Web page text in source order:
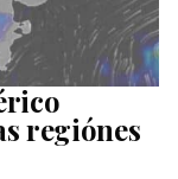
regiónes